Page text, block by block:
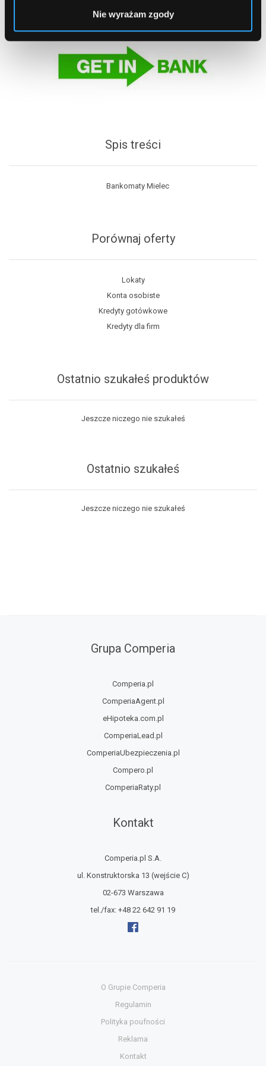
Nie wyrażam zgody
Spis treści
Bankomaty Mielec
Porównaj oferty
Lokaty
Konta osobiste
Kredyty gotówkowe
Kredyty dla firm
Ostatnio szukałeś produktów
Jeszcze niczego nie szukałeś
Ostatnio szukałeś
Jeszcze niczego nie szukałeś
Grupa Comperia
Comperia.pl
ComperiaAgent.pl
eHipoteka.com.pl
ComperiaLead.pl
ComperiaUbezpieczenia.pl
Compero.pl
ComperiaRaty.pl
Kontakt
Comperia.pl S.A.
ul. Konstruktorska 13 (wejście C)
02-673 Warszawa
tel./fax: +48 22 642 91 19
O Grupie Comperia
Regulamin
Polityka poufności
Reklama
Kontakt